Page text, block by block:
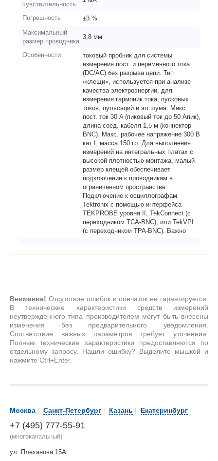
чувствительность
Погрешность
±3 %
Максимальный
размер проводника
3,8 мм
Особенности
токовый пробник для системы
измерения пост. и переменного тока
(DC/AC) без разрыва цепи. Тип
«клещи», используется при анализе
качества электроэнергии, для
измерения гармоник тока, пусковых
токов, пульсаций и эл.шума. Макс.
пост. ток 30 A (пиковый ток до 50 Апик),
длина соед. кабеля 1,5 м (коннектор
BNC). Макс. рабочее напряжение 300 В
кат I, масса 150 гр. Для выполнения
измерений на интегральных платах с
высокой плотностью монтажа, малый
размер клещей обеспечивает
подключение к проводникам в
ограниченном пространстве.
Подключение к осциллографам
Tektronix с помощью интерфейса
TEKPROBE уровня II, TekConnect (с
переходником TCA-BNC), или TekVPI
(с переходником TPA-BNC). Важно
Внимание! Отсутствие ошибок и опечаток не гарантируется.
В технические характеристики средств измерений
неутвержденного типа производителем могут быть внесены
изменения без предварительного уведомления.
Соответствие важных параметров требует уточнения.
Полные технические характеристики предоставляются по
отдельному запросу. Нашли ошибку? Выделите мышкой и
нажмите Ctrl+Enter.
Москва | Санкт-Петербург | Казань | Екатеринбург
+7 (495) 777-55-91
(многоканальный)
ул. Плеханова 15А